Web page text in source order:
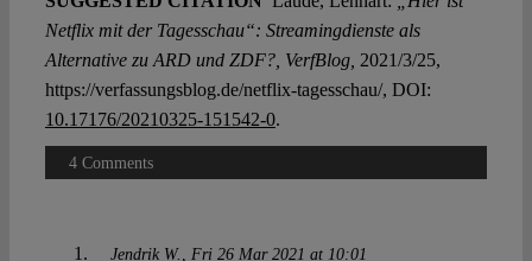
Netflix mit der Tagesschau“: Streamingdienste als
Alternative zu ARD und ZDF?, VerfBlog, 2021/3/25,
https://verfassungsblog.de/netflix-tagesschau/, DOI:
10.17176/20210325-151542-0.
4 Comments
Jendrik W. Fri 26 Mar 2021 at 10:01